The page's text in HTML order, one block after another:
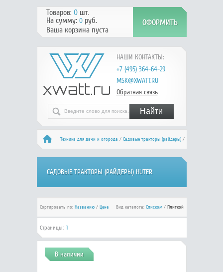
НАШИ КОНТАКТЫ:
+7 (495) 364-64-29
MSK@XWATT.RU
Обратная связь
Товаров: 0шт.
На сумму: 0руб.
Ваша корзина пуста
Техника для дачи и огорода / Садовые тракторы (райдеры)/
HUTER
САДОВЫЕ ТРАКТОРЫ (РАЙДЕРЫ) HUTER
Сортировать по: Названию/ Цене Вид каталога: Списком/ Плиткой
Страницы: 1
В наличии